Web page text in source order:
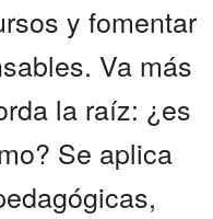
y fomentar
Va más
la raíz: ¿es
Se aplica